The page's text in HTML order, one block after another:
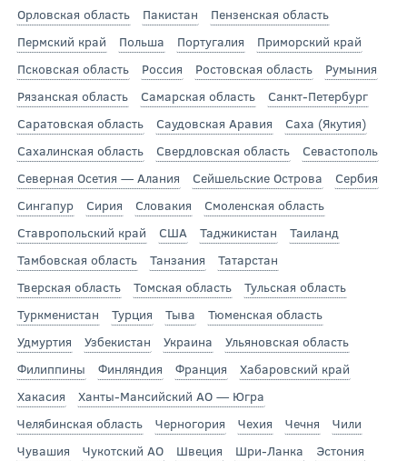
Орловская область
Пакистан
Пензенская область
Пермский край
Польша Португалия
Приморский край
Псковская область
Россия Ростовская область
Румыния
Рязанская область
Самарская область
Санкт-Петербург
Саратовская область
Саудовская Аравия
Саха (Якутия)
Сахалинская область
Свердловская область
Севастополь
Северная Осетия — Алания
Сейшельские Острова
Сербия
Сингапур
Сирия Словакия
Смоленская область
Ставропольский край
США Таджикистан
Таиланд
Тамбовская область
Танзания
Татарстан
Тверская область
Томская область
Тульская область
Туркменистан
Турция Тыва
Тюменская область
Удмуртия
Узбекистан Украина
Ульяновская область
Филиппины
Финляндия Франция
Хабаровский край
Хакасия
Ханты-Мансийский АО — Югра
Челябинская область
Черногория Чехия Чечня
Чили
Чувашия
Чукотский АО Швеция Шри-Ланка
Эстония